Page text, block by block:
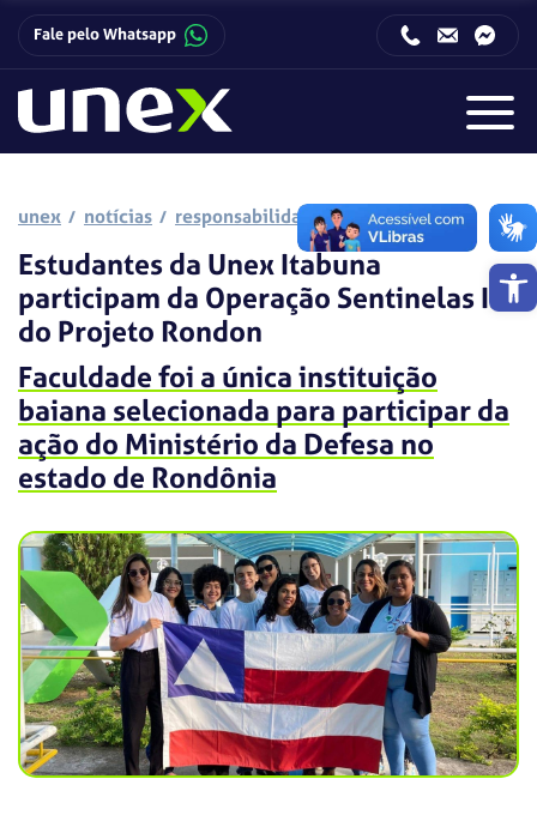
Barra
Fale pelo Whatsapp
unex notícias responsabilidade social
Estudantes da Unex Itabuna
participam da Operação Sentinelas II
do Projeto Rondon
Faculdade foi a única instituição
baiana selecionada para participar da
ação do Ministério da Defesa no
estado de Rondônia